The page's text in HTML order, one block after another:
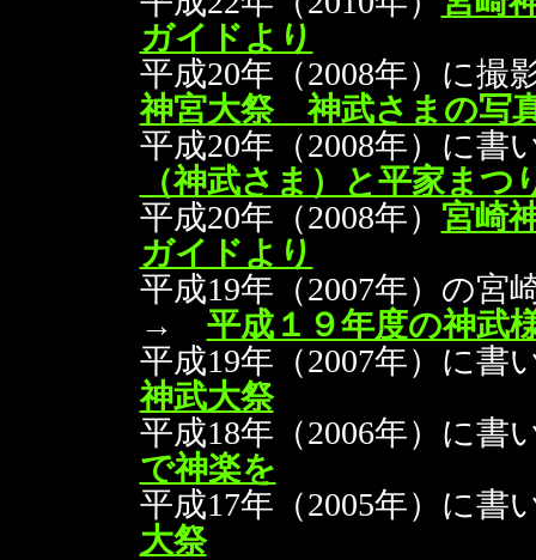
ガイドより
平成20年（2008年）に
神宮大祭 神武さまの写
平成20年（2008年）に
（神武さま）と平家ま
平成20年（2008年） 宮崎
ガイドより
平成19年（2007年）の宮
→ 平成１９年度の神武
平成19年（2007年）に
神武大祭
平成18年（2006年）に
で神楽を
平成17年（2005年）に
大祭